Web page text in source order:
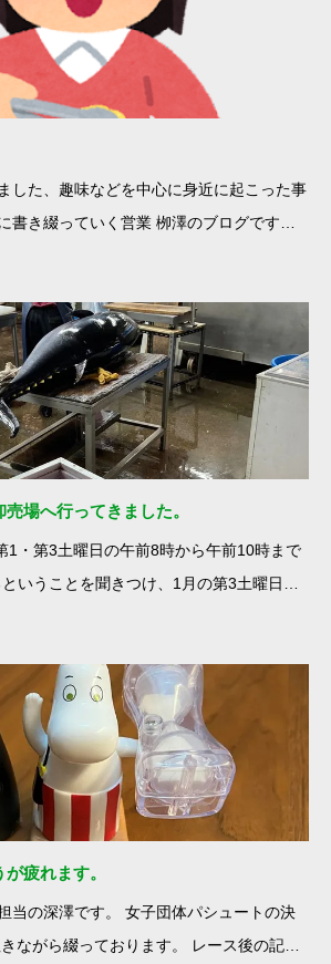
した、趣味などを中心に身近に起こった事
書き綴っていく営業 栁澤のブログです。
場へ行ってきました。
1・第3土曜日の午前8時から午前10時まで
いうことを聞きつけ、1月の第3土曜日、
疲れます。
当の深澤です。 女子団体パシュートの決
ながら綴っております。 レース後の記者